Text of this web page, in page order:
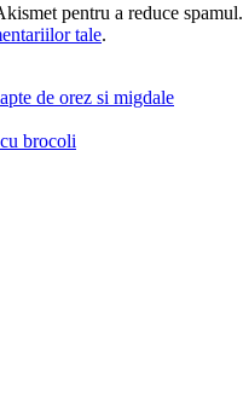
pentru a reduce spamul.
tale.
de orez si migdale
brocoli